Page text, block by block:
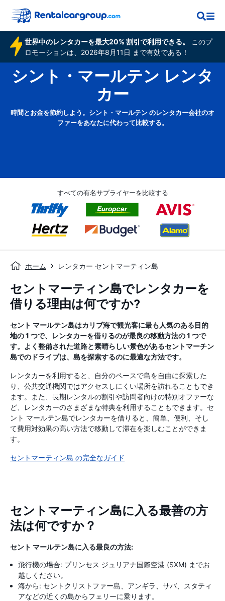
世界中のレンタカーを最大20% 割引で利用できる。
このプ
ロモーションは、2026年8月11日 まで有効である！
シント・マールテン レンタ
カー
時間とお金を節約しよう。シント・マールテン のレンタカー会社のオ
ファーをあなたに代わって比較する。
すべての有名サプライヤーを比較する
ホーム レンタカー セントマーティン島
セントマーティン島でレンタカーを
借りる理由は何ですか?
セント マールテン島はカリブ海で観光客に最も人気のある目的
地の 1 つで、レンタカーを借りるのが最良の移動方法の 1 つで
す。よく整備された道路と素晴らしい景色があるセントマーチン
島でのドライブは、島を探索するのに最適な方法です。
レンタカーを利用すると、自分のペースで島を自由に探索した
り、公共交通機関ではアクセスしにくい場所を訪れることもでき
ます。また、長期レンタルの割引や訪問者向けの特別オファーな
ど、レンタカーのさまざまな特典を利用することもできます。セ
ント マールテン島でレンタカーを借りると、簡単、便利、そし
て費用対効果の高い方法で移動して滞在を楽しむことができま
す。
セントマーティン島 の完全なガイド
セントマーティン島に入る最善の方
法は何ですか？
セント マールテン島に入る最良の方法:
飛行機の場合: プリンセス ジュリアナ国際空港 (SXM) までお
越しください。
海から: セントクリストファー島、アンギラ、サバ、スタティ
アなどの近くの島からフェリーに乗ります。